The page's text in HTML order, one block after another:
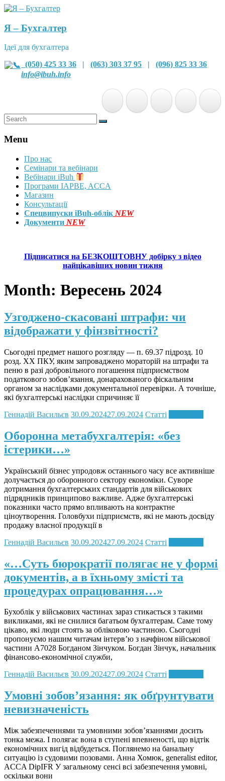
Я – Бухгалтер
Ідеї для бухгалтера
(050) 425 33 36 |(063) 303 37 95 |(096) 825 33 36
info@ibuh.info
Menu
Про нас
Семінари та вебінари
Вебінари iBuh
Програми IAPBE, ACCA
Магазин
Консультації
Спецвипуски iBuh-облік NEW
Документи NEW
Підписатися на БЕЗКОШТОВНУ добірку з відео
найцікавіших новин тижня
Month: Вересень 2024
Узгоджено-скасовані штрафи: чи
відображати у фінзвітності?
Сьогодні предмет нашого розгляду — п. 69.37 підрозд. 10
розд. ХХ ПКУ, яким запроваджено мораторій на штрафи та
пеню в разі добровільного погашення підприємством
податкового зобов’язання, донарахованого фіскальним
органом за наслідками документальної перевірки. А точніше,
які бухгалтерські наслідки спричиняє її
Геннадій Васильєв 30.09.202427.09.2024 Статті
Оборонна метабухгалтерія: «без
істерики…»
Український бізнес упродовж останнього часу все активніше
долучається до оборонного сектору економіки. Суворе
дотримання бухгалтерських стандартів для військових
підрядників принципово важливе. Адже бухгалтерські
показники часто прямо впливають на контрактне
ціноутворення. Головбухи підприємств, які не мають досвіду
продажу власної продукції в
Геннадій Васильєв 30.09.202427.09.2024 Статті
«…Cуть бюрократії полягає не у формі
документів, а в їхньому змісті та
процедурах опрацювання…»
Бухоблік у військових частинах зараз стикається з такими
викликами, які не снилися багатьом бухгалтерам. Саме тому
цікаво, які люди стоять за обліковою частиною. Сьогодні
пропонуємо нашим читачам інтерв’ю з начфіном військової
частини А7028 Богданом Зінчуком. Богдан Зінчук, начальник
фінансово-економічної служби,
Геннадій Васильєв 30.09.202427.09.2024 Статті
Умовні зобов’язання: як обґрунтувати
невизначеність
Між забезпеченнями та умовними зобов’язаннями досить
тонка межа. І полягає вона в ступені впевненості, що відтік
економічних вигід відбудеться. Поглянемо на банальну
ситуацію із судовими позовами. Анна Хомюк, generalist editor,
ACCA DipIFR У загальному сенсі всі забезпечення умовні,
оскільки вони